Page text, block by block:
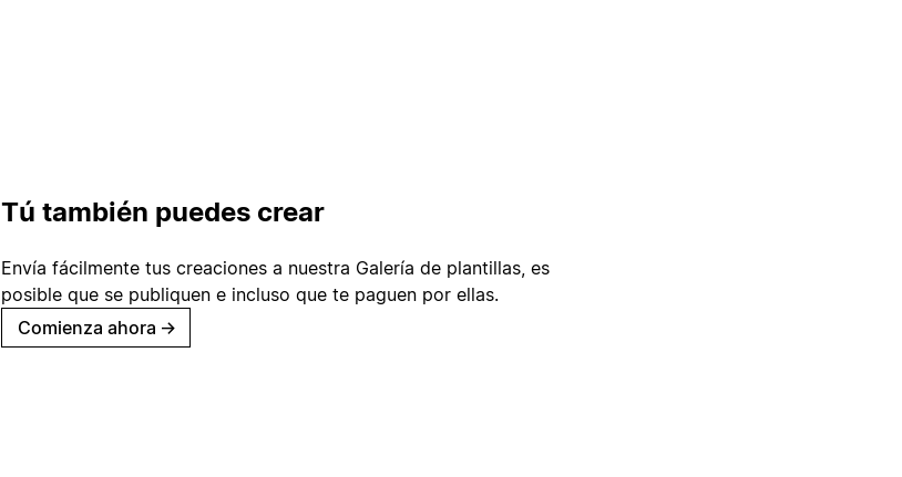
Tú también puedes crear
Envía fácilmente tus creaciones a nuestra Galería de plantillas, es
posible que se publiquen e incluso que te paguen por ellas.
Comienza ahora →